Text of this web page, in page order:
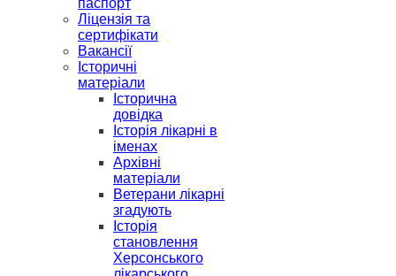
паспорт
Ліцензія та
сертифікати
Вакансії
Історичні
матеріали
Історична
довідка
Історія лікарні в
іменах
Архівні
матеріали
Ветерани лікарні
згадують
Історія
становлення
Херсонського